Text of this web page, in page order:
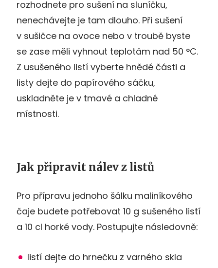
rozhodnete pro sušení na sluníčku,
nenechávejte je tam dlouho. Při sušení
v sušičce na ovoce nebo v troubě byste
se zase měli vyhnout teplotám nad 50 °C.
Z usušeného listí vyberte hnědé části a
listy dejte do papírového sáčku,
uskladněte je v tmavé a chladné
místnosti.
Jak připravit nálev z listů
Pro přípravu jednoho šálku maliníkového
čaje budete potřebovat 10 g sušeného listí
a 10 cl horké vody. Postupujte následovně:
listí dejte do hrnečku z varného skla